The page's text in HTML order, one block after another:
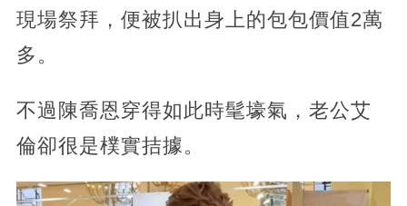
現場祭拜，便被扒出身上的包包價值2萬
多。
不過陳喬恩穿得如此時髦壕氣，老公艾
倫卻很是樸實拮據。